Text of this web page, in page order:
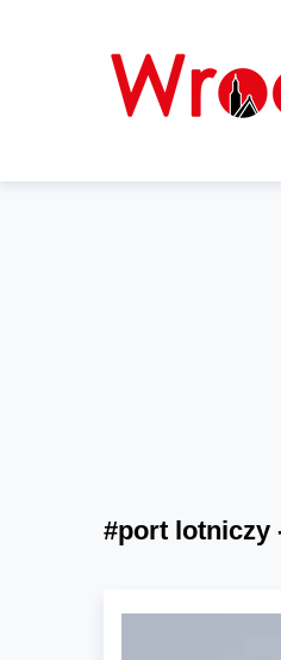
#port lotniczy